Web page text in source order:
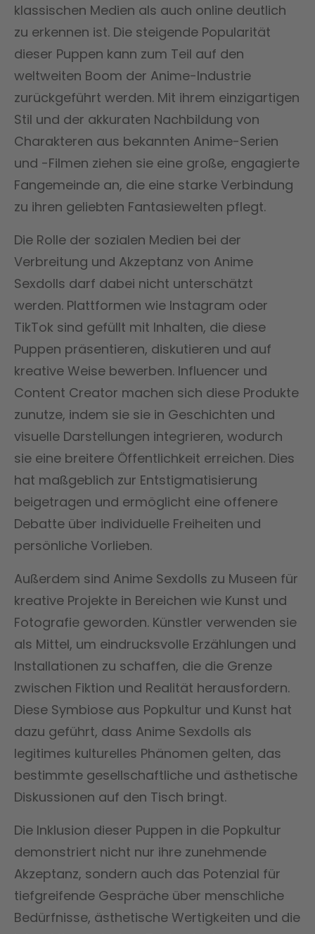
klassischen Medien als auch online deutlich
zu erkennen ist. Die steigende Popularität
dieser Puppen kann zum Teil auf den
weltweiten Boom der Anime-Industrie
zurückgeführt werden. Mit ihrem einzigartigen
Stil und der akkuraten Nachbildung von
Charakteren aus bekannten Anime-Serien
und -Filmen ziehen sie eine große, engagierte
Fangemeinde an, die eine starke Verbindung
zu ihren geliebten Fantasiewelten pflegt.
Die Rolle der sozialen Medien bei der
Verbreitung und Akzeptanz von Anime
Sexdolls darf dabei nicht unterschätzt
werden. Plattformen wie Instagram oder
TikTok sind gefüllt mit Inhalten, die diese
Puppen präsentieren, diskutieren und auf
kreative Weise bewerben. Influencer und
Content Creator machen sich diese Produkte
zunutze, indem sie sie in Geschichten und
visuelle Darstellungen integrieren, wodurch
sie eine breitere Öffentlichkeit erreichen. Dies
hat maßgeblich zur Entstigmatisierung
beigetragen und ermöglicht eine offenere
Debatte über individuelle Freiheiten und
persönliche Vorlieben.
Außerdem sind Anime Sexdolls zu Museen für
kreative Projekte in Bereichen wie Kunst und
Fotografie geworden. Künstler verwenden sie
als Mittel, um eindrucksvolle Erzählungen und
Installationen zu schaffen, die die Grenze
zwischen Fiktion und Realität herausfordern.
Diese Symbiose aus Popkultur und Kunst hat
dazu geführt, dass Anime Sexdolls als
legitimes kulturelles Phänomen gelten, das
bestimmte gesellschaftliche und ästhetische
Diskussionen auf den Tisch bringt.
Die Inklusion dieser Puppen in die Popkultur
demonstriert nicht nur ihre zunehmende
Akzeptanz, sondern auch das Potenzial für
tiefgreifende Gespräche über menschliche
Bedürfnisse, ästhetische Wertigkeiten und die